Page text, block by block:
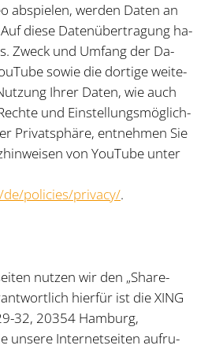
ab­spie­len, wer­den Da­ten an
die­se Da­ten­über­tra­gung ha­
Zweck und Um­fang der Da­
so­wie die dor­ti­ge wei­te­
Ih­rer Da­ten, wie auch
und Ein­stel­lungs­mög­lich­
Pri­vat­sphä­re, ent­neh­men Sie
von YouTube un­ter
policies/privacy/.
nut­zen wir den „Sha­re-
hier­für ist die XING
32, 20354 Ham­burg,
un­se­re In­ter­net­sei­ten auf­ru­